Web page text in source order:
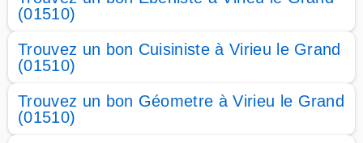
(01510)
Trouvez un bon Cuisiniste à Virieu le Grand
(01510)
Trouvez un bon Géometre à Virieu le Grand
(01510)